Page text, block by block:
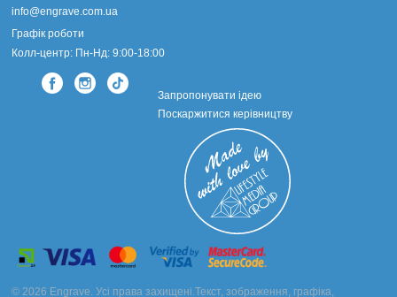
info@engrave.com.ua
Графік роботи
Колл-центр: Пн-Нд: 9:00-18:00
Запропонувати ідею
Поскаржитися керівництву
© 2026 Engrave. Усі права захищені.Текст, зображення, графіка,